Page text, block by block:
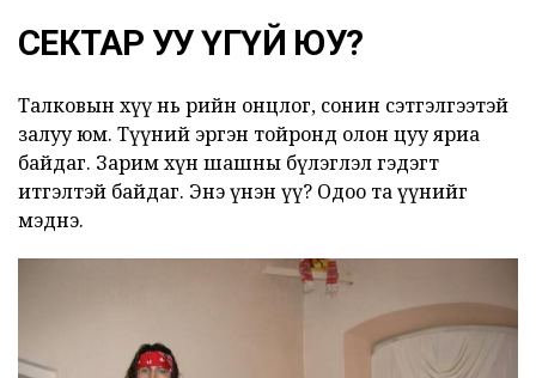
СЕКТАР УУ ҮГҮЙ ЮУ?
Талковын хүү нь өөрийн онцлог, сонин сэтгэлгээтэй
залуу юм. Түүний эргэн тойронд олон цуу яриа
байдаг. Зарим хүн шашны бүлэглэл гэдэгт
итгэлтэй байдаг. Энэ үнэн үү? Одоо та үүнийг
мэднэ.